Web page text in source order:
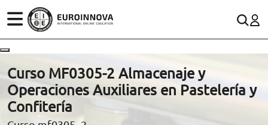
ÁREAS
ESTUDIOS
(+34)958 050 200 (gratuito en España)
900 831 200
Curso MF0305-2 Almacenaje y
Operaciones Auxiliares en Pastelería y
Confitería